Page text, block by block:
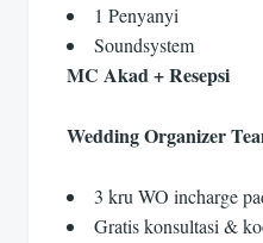
1 Penyanyi
Soundsystem
MC Akad + Resepsi
Wedding Organizer
3 kru WO incharge
Gratis konsultasi &